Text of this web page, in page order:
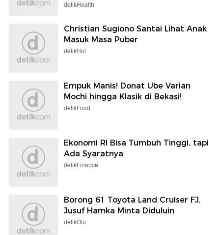
detikHealth
Christian Sugiono Santai Lihat Anak
Masuk Masa Puber
detikHot
Empuk Manis! Donat Ube Varian
Mochi hingga Klasik di Bekasi!
detikFood
Ekonomi RI Bisa Tumbuh Tinggi, tapi
Ada Syaratnya
detikFinance
Borong 61 Toyota Land Cruiser FJ,
Jusuf Hamka Minta Diduluin
detikOto